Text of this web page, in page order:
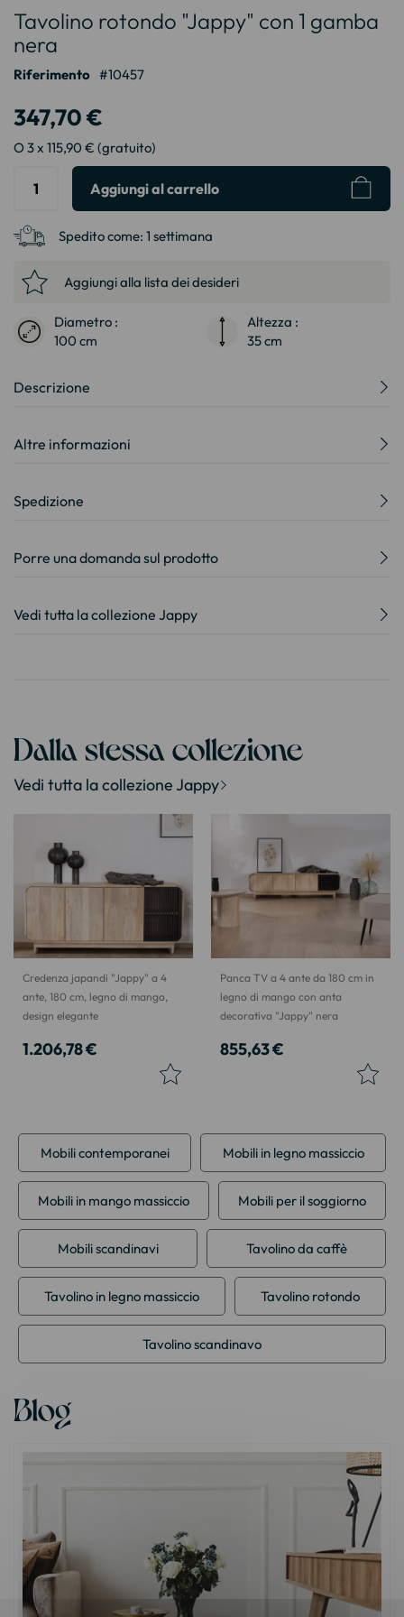
all'inizio
della
galleria
di
Tavolino rotondo "Jappy" con 1 gamba
nera
Riferimento 10457
347,70 €
O 3 x 115,90 € (gratuito)
Aggiungi al carrello
Spedito come: 1 settimana
Aggiungi alla lista dei desideri
Diametro :
100 cm
Altezza :
35 cm
Descrizione
Altre informazioni
Spedizione
Porre una domanda sul prodotto
Vedi tutta la collezione Jappy
Dalla stessa collezione
Vedi tutta la collezione Jappy
Credenza japandi "Jappy" a 4
ante, 180 cm, legno di mango,
design elegante
1.206,78 €
Panca TV a 4 ante da 180 cm in
legno di mango con anta
decorativa "Jappy" nera
855,63 €
Mobili contemporanei Mobili in legno massiccio
Mobili in mango massiccio Mobili per il soggiorno
Mobili scandinavi Tavolino da caffè
Tavolino in legno massiccio Tavolino rotondo
Tavolino scandinavo
Blog